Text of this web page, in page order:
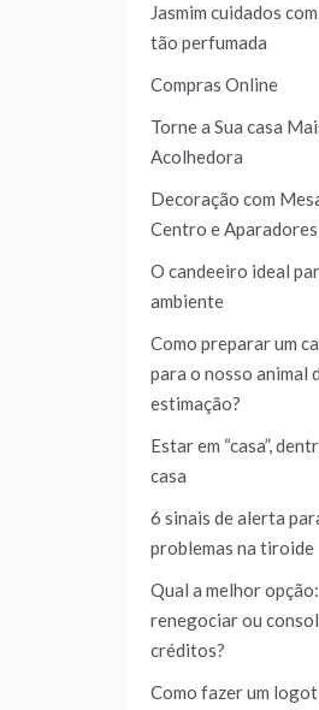
Jasmim cuidados
tão perfumada
Compras Online
Torne a Sua casa
Acolhedora
Decoração com
Centro e Aparadores
O candeeiro ideal
ambiente
Como preparar um
para o nosso animal
estimação?
Estar em “casa”,
casa
6 sinais de alerta
problemas na tiroide
Qual a melhor opção:
renegociar ou
créditos?
Como fazer um